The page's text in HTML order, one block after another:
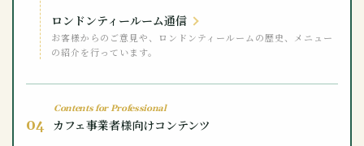
ロンドンティールーム通信
お客様からのご意見や、ロンドンティールームの歴史、メニュー
の紹介を行っています。
Contents for Professional
04 カフェ事業者様向けコンテンツ